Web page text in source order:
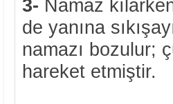
3- Namaz
de yanına
namazı bozulur;
hareket etmiştir.